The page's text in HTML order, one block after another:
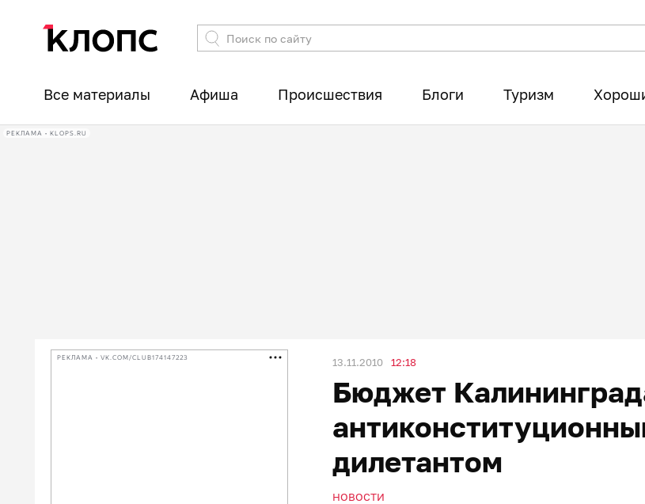
Все материалы Афиша Происшествия Блоги Туризм
РЕКЛАМА • KLOPS.RU
РЕКЛАМА • VK.COM/CLUB174147223 13.11.2010 12:18
Бюджет
дилетантом
НОВОСТИ